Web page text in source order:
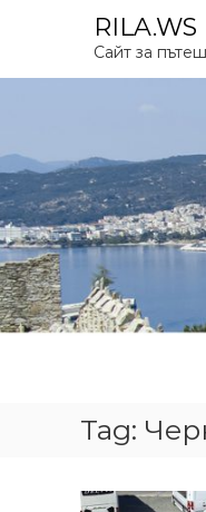
p
c
o
n
t
e
n
t
RILA.WS
Сайт за
Tag: